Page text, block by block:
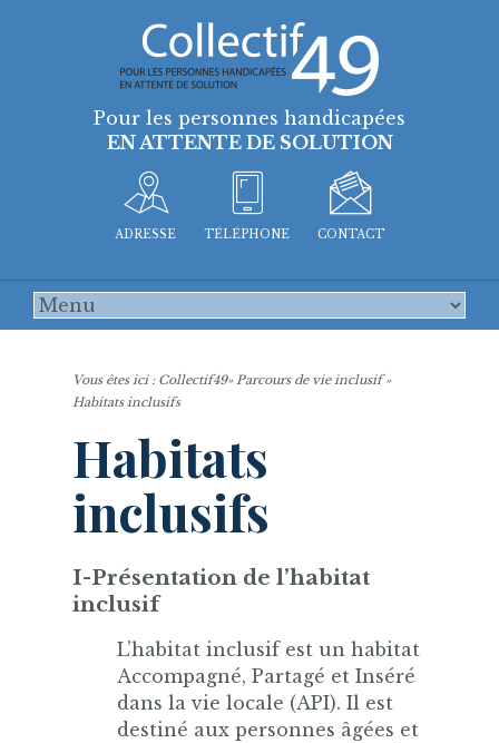
Pour les personnes handicapées
EN ATTENTE DE SOLUTION
ADRESSE TÉLÉPHONE CONTACT
Vous êtes ici : Collectif49»Parcours de vie inclusif»
Habitats inclusifs
Habitats
inclusifs
I-Présentation de l’habitat
inclusif
L’habitat inclusif est un habitat
Accompagné, Partagé et Inséré
dans la vie locale (API). Il est
destiné aux personnes âgées et